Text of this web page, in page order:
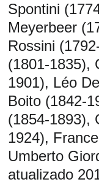
Spontini
Meyerbeer
Rossini
(1801-1835),
1901), Léo
Boito (1842-
(1854-1893),
1924),
Umberto
atualizado